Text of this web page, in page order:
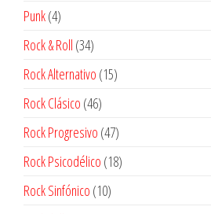
Punk 44
productos
Rock & Roll 3434
productos
Rock Alternativo 1515
Rock Clásico 4646
productos
Rock Progresivo 4747
productos
Rock Psicodélico 1818
Rock Sinfónico 1010